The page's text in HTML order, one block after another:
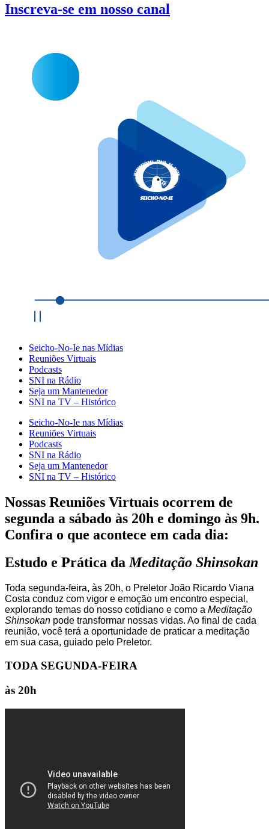
Inscreva-se em nosso canal
Seicho-No-Ie nas Mídias
Reuniões Virtuais
Podcasts
SNI na Rádio
Seja um Mantenedor
SNI na TV – Histórico
Seicho-No-Ie nas Mídias
Reuniões Virtuais
Podcasts
SNI na Rádio
Seja um Mantenedor
SNI na TV – Histórico
Nossas Reuniões Virtuais ocorrem de
segunda a sábado às 20h e domingo às 9h.
Confira o que acontece em cada dia:
Estudo e Prática daMeditação Shinsokan
Toda segunda-feira, às 20h, o Preletor João Ricardo Viana
Costa conduz com vigor e emoção um encontro especial,
explorando temas do nosso cotidiano e como a Meditação
Shinsokan pode transformar nossas vidas. Ao final de cada
reunião, você terá a oportunidade de praticar a meditação
em sua casa, guiado pelo Preletor.
TODA SEGUNDA-FEIRA
às 20h